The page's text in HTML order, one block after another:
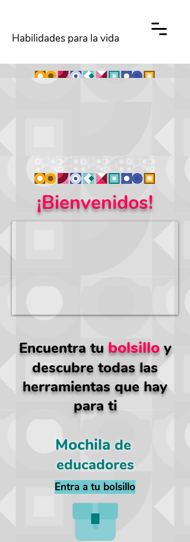
Habilidades para la vida
¡Bienvenidos!
Encuentra tu bolsilloy
descubre todas las
herramientas que hay
para ti
Mochila de
educadores
Entra a tu bolsillo